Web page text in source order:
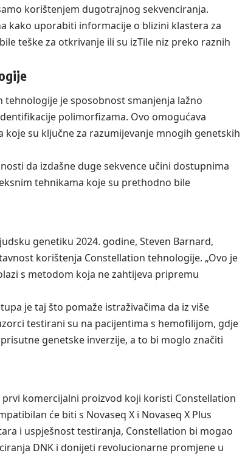
korištenjem dugotrajnog sekvenciranja.
kako uporabiti informacije o blizini klastera za
teške za otkrivanje ili su izTile niz preko raznih
je sposobnost smanjenja lažno
polimorfizama. Ovo omogućava
su ključne za razumijevanje mnogih genetskih
da izdašne duge sekvence učini dostupnima
tehnikama koje su prethodno bile
genetiku 2024. godine, Steven Barnard,
korištenja Constellation tehnologije. „Ovo je
s metodom koja ne zahtijeva pripremu
je taj što pomaže istraživačima da iz više
testirani su na pacijentima s hemofilijom, gdje
genetske inverzije, a to bi moglo značiti
prvi komercijalni proizvod koji koristi Constellation
će biti s Novaseq X i Novaseq X Plus
i uspješnost testiranja, Constellation bi mogao
DNK i donijeti revolucionarne promjene u